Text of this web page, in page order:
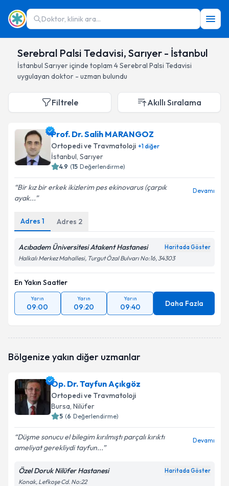
Doktor, klinik ara...
Serebral Palsi Tedavisi, Sarıyer - İstanbul
İstanbul Sarıyeriçinde toplam 4Serebral Palsi Tedavisi
uygulayan doktor - uzman bulundu
Filtrele Akıllı Sıralama
Prof. Dr. Salih MARANGOZ
Ortopedi ve Travmatoloji +1diğer
İstanbul, Sarıyer
4.9 (15 Değerlendirme)
Bir kız bir erkek ikizlerim pes ekinovarus (çarpık
ayak...
Devamı
Adres 1 Adres 2
Acıbadem Üniversitesi Atakent Hastanesi Haritada Göster
Halkalı Merkez Mahallesi, Turgut Özal Bulvarı No:16, 34303
En Yakın Saatler
Yarın
09:00
Yarın
09:20
Yarın
09:40 Daha Fazla
Bölgenize yakın diğer uzmanlar
Op. Dr. Tayfun Açıkgöz
Ortopedi ve Travmatoloji
Bursa, Nilüfer
5 (6 Değerlendirme)
Düşme sonucu el bilegim kırılmıştı parçalı kırıktı
ameliyat gerekliydi tayfun...
Devamı
Özel Doruk Nilüfer Hastanesi Haritada Göster
Konak, Lefkoşe Cd. No:22